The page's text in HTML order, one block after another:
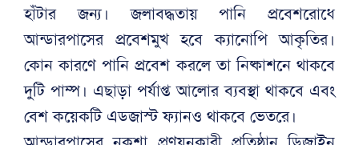
হাঁটার জন্য। জলাবদ্ধতায় পানি প্রবেশরোধে
আন্ডারপাসের প্রবেশমুখ হবে ক্যানোপি আকৃতির।
কোন কারণে পানি প্রবেশ করলে তা নিষ্কাশনে থাকবে
দুটি পাম্প। এছাড়া পর্যাপ্ত আলোর ব্যবস্থা থাকবে এবং
বেশ কয়েকটি এডজাস্ট ফ্যানও থাকবে ভেতরে।